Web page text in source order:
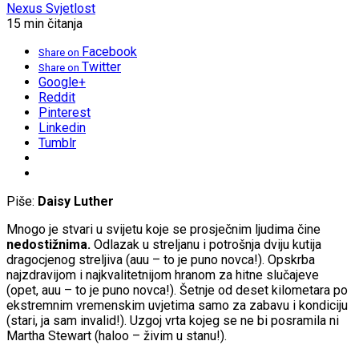
Nexus Svjetlost
15 min čitanja
Share on Facebook
Share on Twitter
Google+
Reddit
Pinterest
Linkedin
Tumblr
Piše: Daisy Luther
Mnogo je stvari u svijetu koje se prosječnim ljudima čine
nedostižnima. Odlazak u streljanu i potrošnja dviju kutija
dragocjenog streljiva (auu – to je puno novca!). Opskrba
najzdravijom i najkvalitetnijom hranom za hitne slučajeve
(opet, auu – to je puno novca!). Šetnje od deset kilometara po
ekstremnim vremenskim uvjetima samo za zabavu i kondiciju
(stari, ja sam invalid!). Uzgoj vrta kojeg se ne bi posramila ni
Martha Stewart (haloo – živim u stanu!).